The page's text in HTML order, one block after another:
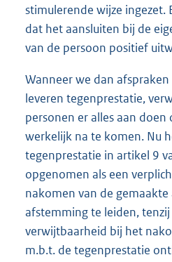
stimulerende wijze ingezet.
dat het aansluiten bij de
van de persoon positief
Wanneer we dan
leveren tegenprestatie,
personen er alles aan
werkelijk na te komen. Nu
tegenprestatie in artikel 9
opgenomen als een
nakomen van de
afstemming te leiden,
verwijtbaarheid bij het
m.b.t. de tegenprestatie